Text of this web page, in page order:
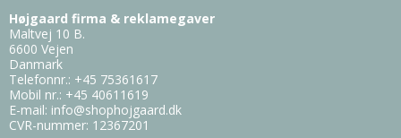
Højgaard firma & reklamegaver
Maltvej 10 B.
6600 Vejen
Danmark
Telefonnr.: +45 75361617
Mobil nr.: +45 40611619
E-mail: info@shophojgaard.dk
CVR-nummer: 12367201